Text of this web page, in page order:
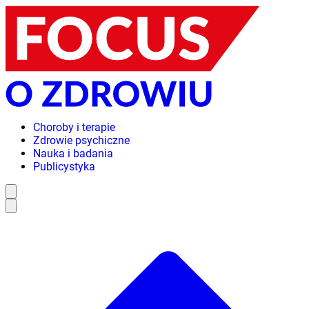
Choroby i terapie
Zdrowie psychiczne
Nauka i badania
Publicystyka